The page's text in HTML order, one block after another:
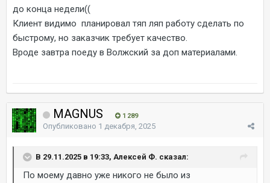
до конца недели((
Клиент видимо планировал тяп ляп работу сделать по
быстрому, но заказчик требует качество.
Вроде завтра поеду в Волжский за доп материалами.
MAGNUS 1 289
Опубликовано 1 декабря, 2025
В 29.11.2025 в 19:33, Алексей Ф. сказал:
По моему давно уже никого не было из